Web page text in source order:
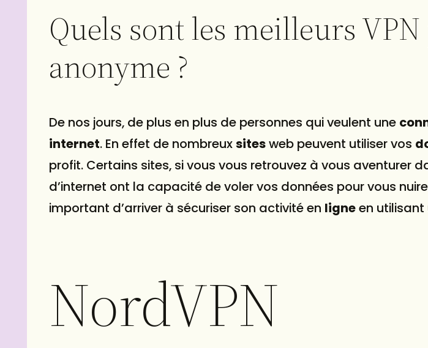
Quels sont les meilleurs
anonyme ?
De nos jours, de plus en plus de personnes qui veulent une
internet. En effet de nombreuxsitesweb peuvent utiliser vos
profit. Certains sites, si vous vous retrouvez à vous aventurer
d’internet ont la capacité de voler vos données pour vous
important d’arriver à sécuriser son activité en ligneen utilisant
NordVPN